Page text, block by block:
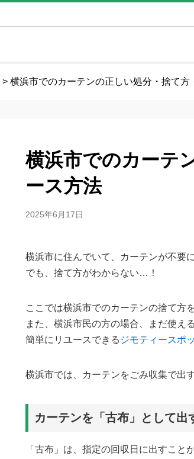
> 横浜市でのカーテンの正しい処分・捨て方
横浜市でのカーテ
ース方法
2025年6月17日
横浜市に住んでいて、カーテンが不要
でも、捨て方がわからない…！
ここでは横浜市でのカーテンの捨て方
また、横浜市民の方の場合、まだ使え
簡単にリユースできる ジモティースポ
横浜市では、カーテンをごみ収集で出す
カーテンを「古布」として出
「古布」は、指定の回収日に出すこ